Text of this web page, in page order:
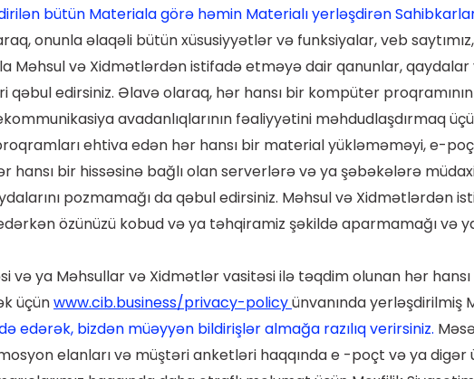
bütün Materiala görə həmin Materialı yerləşdirən
onunla əlaqəli bütün xüsusiyyətlər və funksiyalar, veb
Məhsul və Xidmətlərdən istifadə etməyə dair qanunlar,
edirsiniz. Əlavə olaraq, hər hansı bir kompüter proqramının
avadanlıqlarının fəaliyyətini məhdudlaşdırmaq
ehtiva edən hər hansı bir material yükləməməyi, e-
hansı bir hissəsinə bağlı olan serverlərə və ya şəbəkələrə
pozmamağı da qəbul edirsiniz. Məhsul və
özünüzü kobud və ya təhqiramiz şəkildə aparmamağı və
və ya Məhsullar və Xidmətlər vasitəsi ilə təqdim olunan hər
üçünwww.cib.business/privacy-policyünvanında yerləşdirilmiş
edərək, bizdən müəyyən bildirişlər almağa razılıq verirsiniz.
elanları və müştəri anketləri haqqında e -poçt və ya